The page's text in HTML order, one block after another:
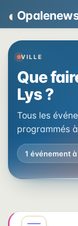
◐
VILLE
Que
Lys ?
Tous les
programmés
1 événement